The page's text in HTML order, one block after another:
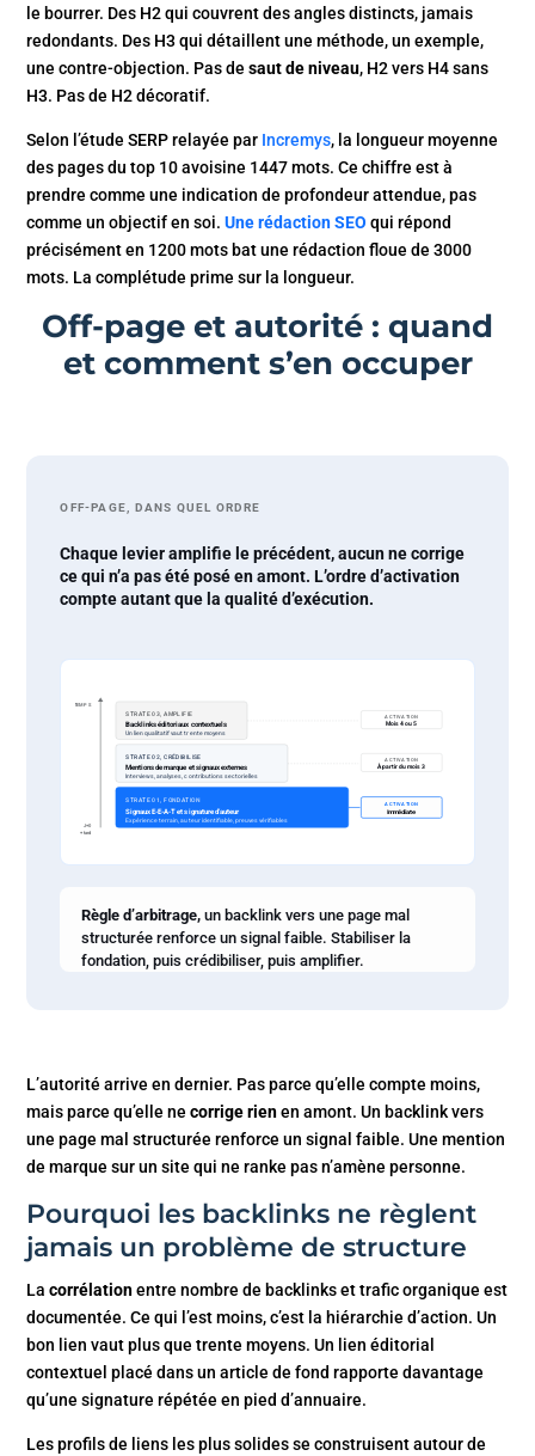
le bourrer. Des H2 qui couvrent des angles distincts, jamais
redondants. Des H3 qui détaillent une méthode, un exemple,
une contre-objection. Pas desaut de niveau, H2 vers H4 sans
H3. Pas de H2 décoratif.
Selon l’étude SERP relayée par Incremys, la longueur moyenne
des pages du top 10 avoisine 1447 mots. Ce chiffre est à
prendre comme une indication de profondeur attendue, pas
comme un objectif en soi.Une rédaction SEO qui répond
précisément en 1200 mots bat une rédaction floue de 3000
mots. La complétude prime sur la longueur.
Off-page et autorité : quand
et comment s’en occuper
OFF-PAGE, DANS QUEL ORDRE
Chaque levier amplifie le précédent, aucun ne corrige
ce qui n’a pas été posé en amont. L’ordre d’activation
compte autant que la qualité d’exécution.
TEMPS
J+0
STRATE 03, AMPLIFIE
Backlinks éditoriaux contextuels
Un lien qualitatif vaut trente moyens
ACTIVATION
Mois 4 ou 5
STRATE 02, CRÉDIBILISE
Mentions de marque et signaux externes
Interviews, analyses, contributions sectorielles
ACTIVATION
À partir du mois 3
STRATE 01, FONDATION
Signaux E-E-A-T et signature d’auteur
Expérience terrain, auteur identifiable, preuves vérifiables
ACTIVATION
Immédiate
+ tard
Règle d’arbitrage, un backlink vers une page mal
structurée renforce un signal faible. Stabiliser la
fondation, puis crédibiliser, puis amplifier.
L’autorité arrive en dernier. Pas parce qu’elle compte moins,
mais parce qu’elle necorrige rienen amont. Un backlink vers
une page mal structurée renforce un signal faible. Une mention
de marque sur un site qui ne ranke pas n’amène personne.
Pourquoi les backlinks ne règlent
jamais un problème de structure
Lacorrélationentre nombre de backlinks et trafic organique est
documentée. Ce qui l’est moins, c’est la hiérarchie d’action. Un
bon lien vaut plus que trente moyens. Un lien éditorial
contextuel placé dans un article de fond rapporte davantage
qu’une signature répétée en pied d’annuaire.
Les profils de liens les plus solides se construisent autour de